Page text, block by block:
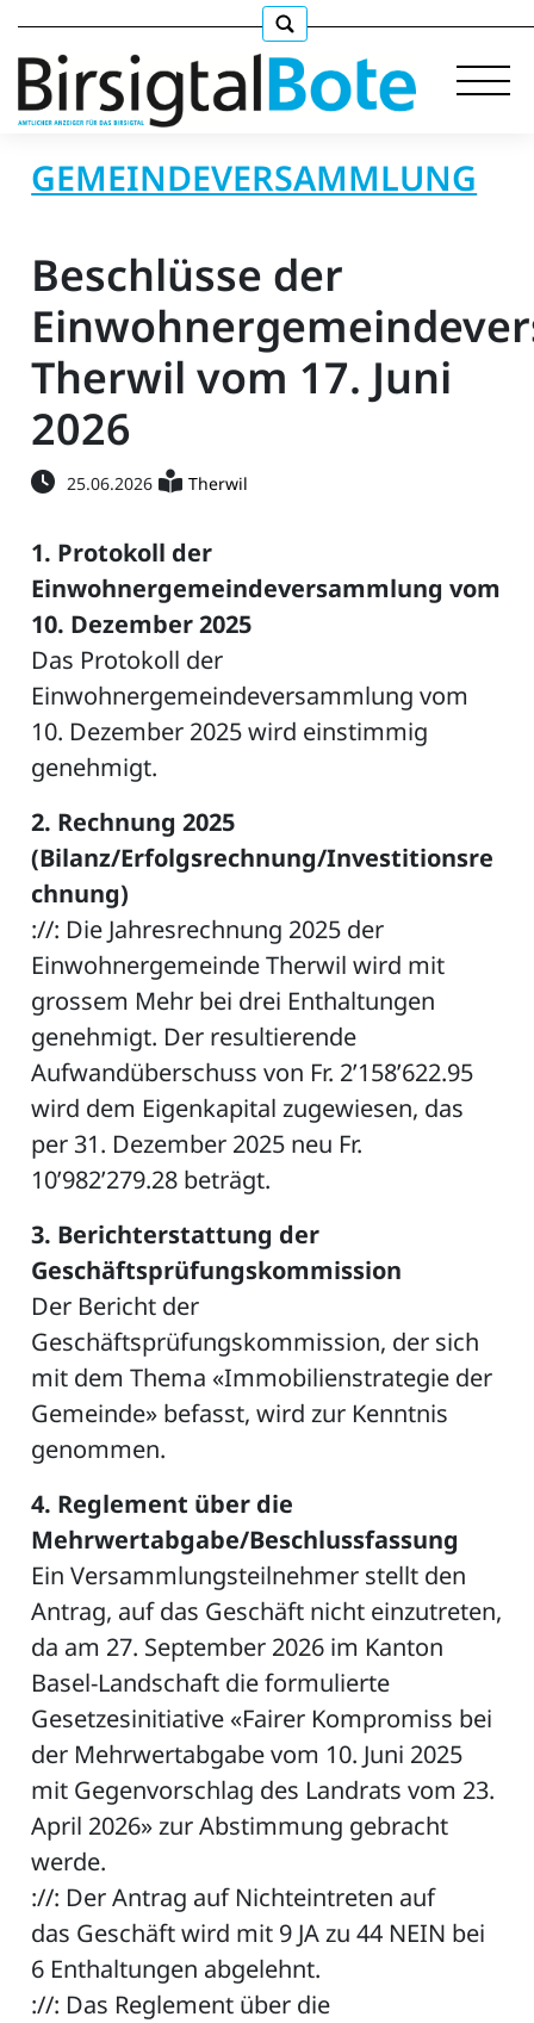
E-
Paper
GEMEINDEVERSAMMLUNG
Beschlüsse der
Therwil vom 17. Juni
2026
25.06.2026 Therwil
1. Protokoll der
Einwohnergemeindeversammlung vom
10. Dezember 2025
Das Protokoll der
Einwohnergemeindeversammlung vom
10. Dezember 2025 wird einstimmig
genehmigt.
2. Rechnung 2025
(Bilanz/Erfolgsrechnung/Investitionsre
chnung)
://: Die Jahresrechnung 2025 der
Einwohnergemeinde Therwil wird mit
grossem Mehr bei drei Enthaltungen
genehmigt. Der resultierende
Aufwandüberschuss von Fr. 2’158’622.95
wird dem Eigenkapital zugewiesen, das
per 31. Dezember 2025 neu Fr.
10’982’279.28 beträgt.
3. Berichterstattung der
Geschäftsprüfungskommission
Der Bericht der
Geschäftsprüfungskommission, der sich
mit dem Thema «Immobilienstrategie der
Gemeinde» befasst, wird zur Kenntnis
genommen.
4. Reglement über die
Mehrwertabgabe/Beschlussfassung
Ein Versammlungsteilnehmer stellt den
Antrag, auf das Geschäft nicht einzutreten,
da am 27. September 2026 im Kanton
Basel-Landschaft die formulierte
Gesetzesinitiative «Fairer Kompromiss bei
der Mehrwertabgabe vom 10. Juni 2025
mit Gegenvorschlag des Landrats vom 23.
April 2026» zur Abstimmung gebracht
werde.
://: Der Antrag auf Nichteintreten auf
das Geschäft wird mit 9 JA zu 44 NEIN bei
6 Enthaltungen abgelehnt.
://: Das Reglement über die